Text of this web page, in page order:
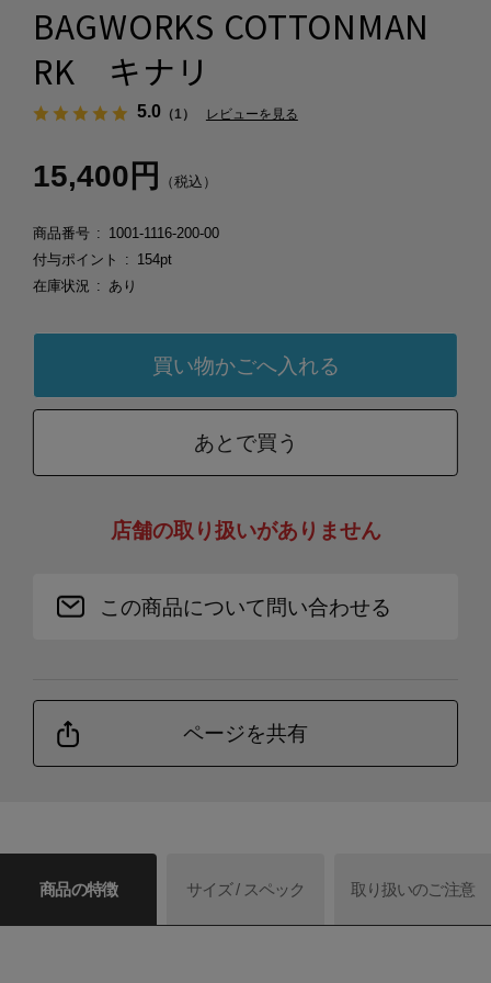
BAGWORKS COTTONMAN
RK キナリ
5.0（1） レビューを見る
15,400円 （税込）
商品番号
1001-1116-200-00
付与ポイント
154pt
在庫状況
あり
あとで買う
店舗の取り扱いがありません
この商品について問い合わせる
ページを共有
商品の特徴 サイズ / スペック 取り扱いのご注意